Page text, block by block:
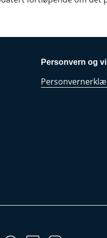
Personvern og